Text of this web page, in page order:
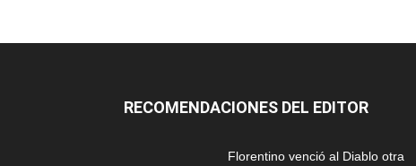
RECOMENDACIONES DEL EDITOR
Florentino venció al Diablo otra